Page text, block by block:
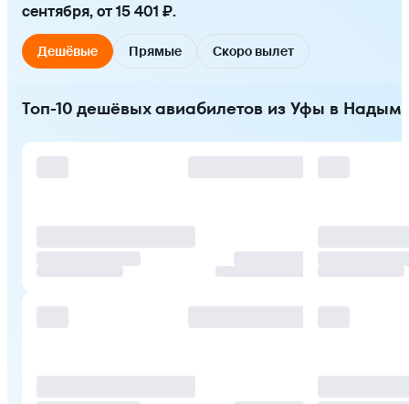
сентября, от 15 401 ₽.
Дешёвые Прямые Скоро вылет
Топ-10 дешёвых авиабилетов из Уфы в Надым